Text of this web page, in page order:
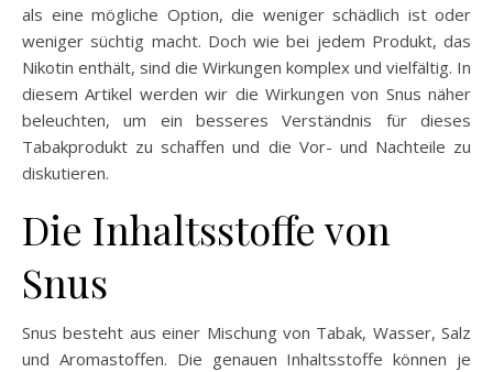
als eine mögliche Option, die weniger schädlich ist oder
weniger süchtig macht. Doch wie bei jedem Produkt, das
Nikotin enthält, sind die Wirkungen komplex und vielfältig. In
diesem Artikel werden wir die Wirkungen von Snus näher
beleuchten, um ein besseres Verständnis für dieses
Tabakprodukt zu schaffen und die Vor- und Nachteile zu
diskutieren.
Die Inhaltsstoffe von
Snus
Snus besteht aus einer Mischung von Tabak, Wasser, Salz
und Aromastoffen. Die genauen Inhaltsstoffe können je